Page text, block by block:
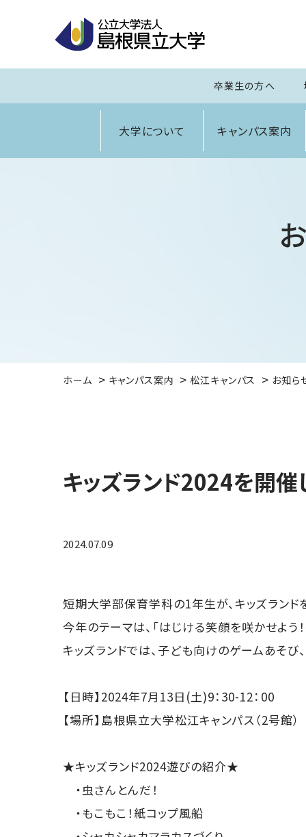
卒業生の方へ
大学について キャンパス案内
ホーム キャンパス案内 松江キャンパス お知ら
キッズランド2024を開催
2024.07.09
短期大学部保育学科の1年生が、キッズランド
今年のテーマは、「はじける笑顔を咲かせよう
キッズランドでは、子ども向けのゲームあそ
【日時】2024年7月13日(土)9：30-12：00
【場所】島根県立大学松江キャンパス（2号館）
★キッズランド2024遊びの紹介★
・虫さんとんだ！
・もこもこ！紙コップ風船